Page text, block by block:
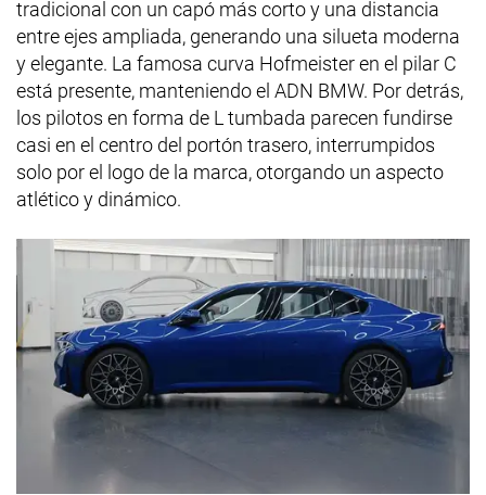
tradicional con un capó más corto y una distancia
entre ejes ampliada, generando una silueta moderna
y elegante. La famosa curva Hofmeister en el pilar C
está presente, manteniendo el ADN BMW. Por detrás,
los pilotos en forma de L tumbada parecen fundirse
casi en el centro del portón trasero, interrumpidos
solo por el logo de la marca, otorgando un aspecto
atlético y dinámico.